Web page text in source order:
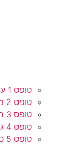
טופס 1 עמדות כבוי
טופס 2 מטפים
טופס 3 חשמל
טופס 4 גילוי
טופס 5 כיבוי בלוח חשמל